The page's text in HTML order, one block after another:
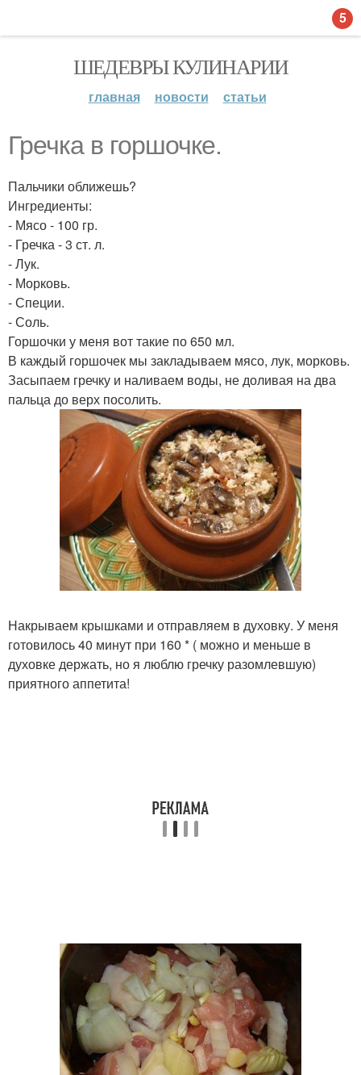
ШЕДЕВРЫ КУЛИНАРИИ
главная новости статьи
Гречка в горшочке.
Пальчики оближешь?
Ингредиенты:
- Мясо - 100 гр.
- Гречка - 3 ст. л.
- Лук.
- Морковь.
- Специи.
- Соль.
Горшочки у меня вот такие по 650 мл.
В каждый горшочек мы закладываем мясо, лук, морковь.
Засыпаем гречку и наливаем воды, не доливая на два
пальца до верх посолить.
Накрываем крышками и отправляем в духовку. У меня
готовилось 40 минут при 160 * ( можно и меньше в
духовке держать, но я люблю гречку разомлевшую)
приятного аппетита!
5